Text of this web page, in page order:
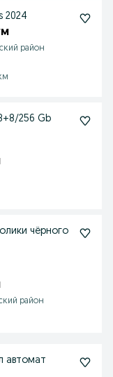
2024
район
256 Gb
чёрного
район
автомат